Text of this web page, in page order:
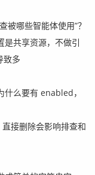
被哪些智能体使用”？
是共享资源，不做引
致多
么要有 enabled，
接删除会影响排查和